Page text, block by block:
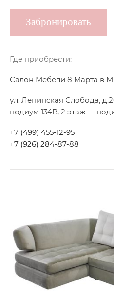
Забронировать
Где приобрести:
Салон Мебели 8 Марта в
ул. Ленинская Слобода,
подиум 134B, 2 этаж —
+7 (499) 455-12-95
+7 (926) 284-87-88